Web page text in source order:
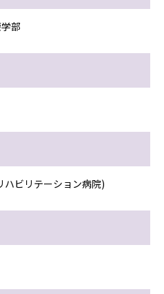
部
ビリテーション病院)